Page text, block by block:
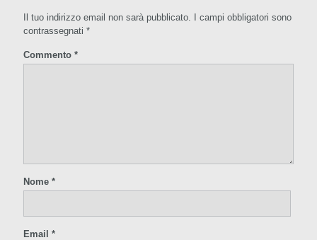
Il tuo indirizzo email non sarà pubblicato.
I campi obbligatori sono
contrassegnati *
Commento *
Nome *
Email *